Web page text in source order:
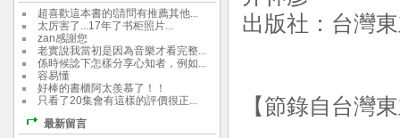
出版社：台灣
【節錄自台灣
超喜歡這本書的!請問有推薦其他...
太厉害了...17年了书柜照片...
zan感謝您
老實說我當初是因為音樂才看完整...
係時候諗下怎樣分享心知者，例如...
容易懂
好棒的書櫃阿太羨慕了！！
只看了20集會有這樣的評價很正...
最新留言